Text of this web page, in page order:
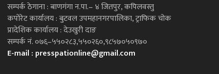
सम्पर्क ठेगाना : बाणगंगा न.पा.– ४ जितपुर, कपिलवस्तु
कपोरेट कार्यालय : बुटवल उपमहानगरपालिका, ट्राफिक चोक
प्रादेशिक कार्यालय : देउखुरी दाङ
सम्पर्क नं. ०७६–५५०२८३,५५०२६०,९८५७०५०९७०
E-mail : presspationline@gmail.com